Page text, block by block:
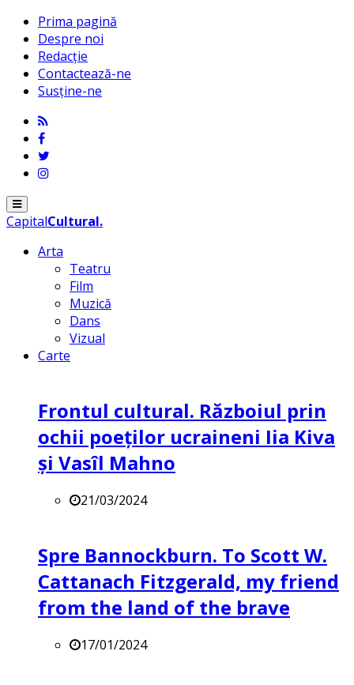
Prima pagină
Despre noi
Redacție
Contactează-ne
Susține-ne
Menu
CapitalCultural.
Arta
Teatru
Film
Muzică
Dans
Vizual
Carte
Frontul cultural. Războiul prin
ochii poeților ucraineni Iia Kiva
și Vasîl Mahno
21/03/2024
Spre Bannockburn. To Scott W.
Cattanach Fitzgerald, my friend
from the land of the brave
17/01/2024